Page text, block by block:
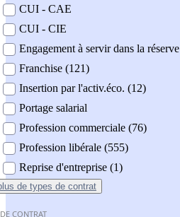
CUI - CAE
CUI - CIE
Engagement à servir dans la réserve
Franchise (121)
Insertion par l'activ.éco. (12)
Portage salarial
Profession commerciale (76)
Profession libérale (555)
Reprise d'entreprise (1)
de types de contrat
CONTRAT